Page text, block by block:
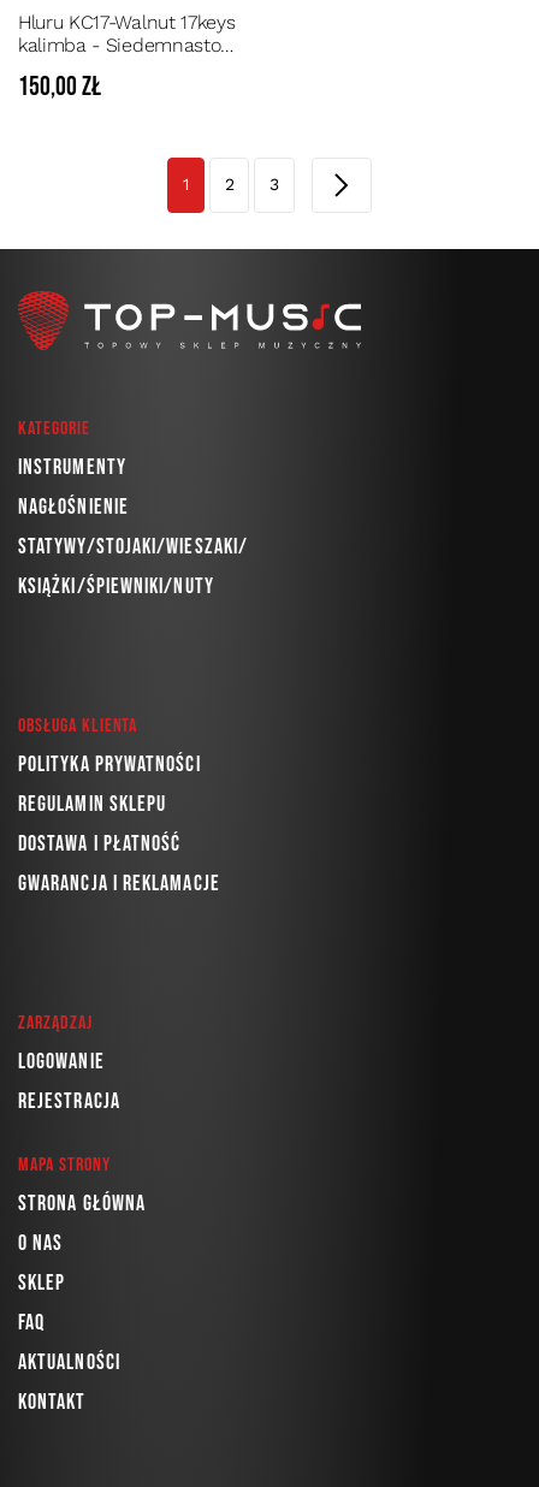
Hluru KC17-Walnut 17keys
kalimba - Siedemnasto
orzecha z bocznym
150,00 zł
1 2 3
Kategorie
Instrumenty
Nagłośnienie
Statywy/Stojaki/Wieszaki/
Książki/Śpiewniki/Nuty
Obsługa klienta
Polityka prywatności
Regulamin sklepu
Dostawa i płatność
Gwarancja i reklamacje
Zarządzaj
Logowanie
Rejestracja
Mapa strony
Strona główna
O nas
Sklep
FAQ
Aktualności
Kontakt